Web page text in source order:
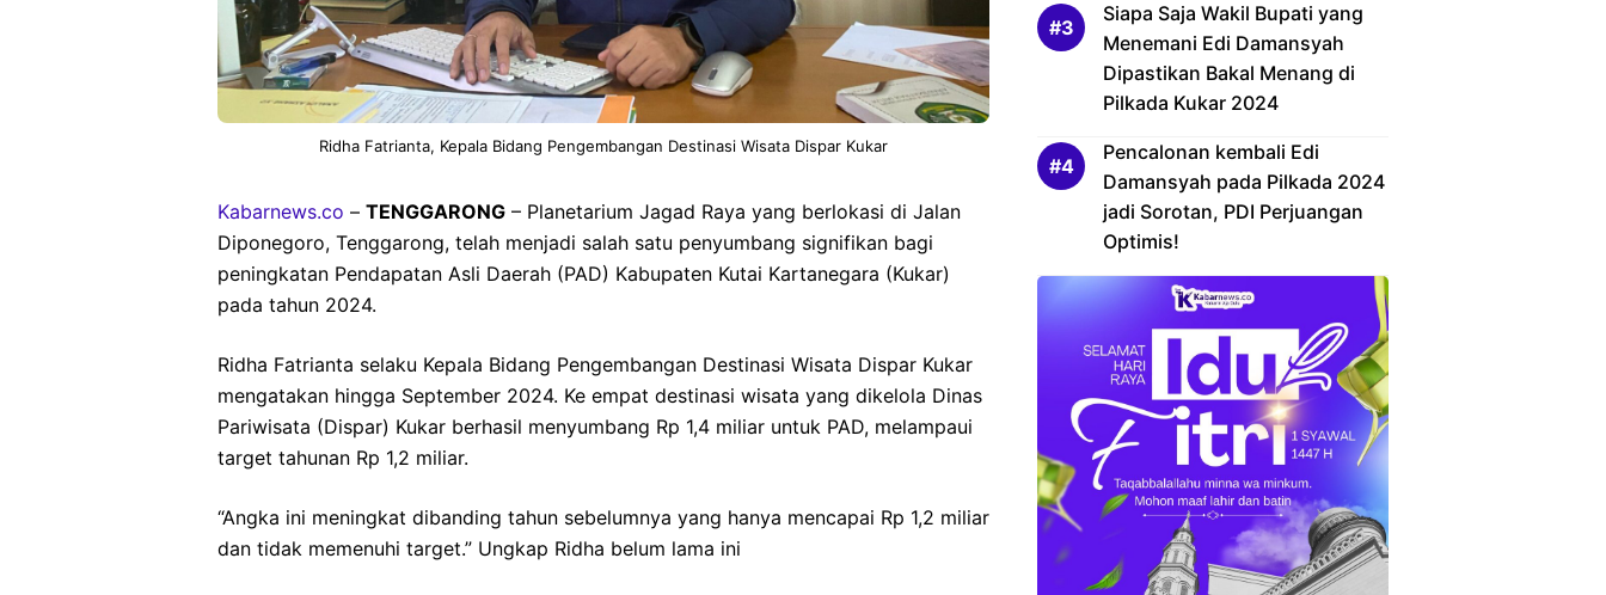
Ridha Fatrianta, Kepala Bidang Pengembangan Destinasi Wisata Dispar Kukar
Kabarnews.co – TENGGARONG – Planetarium Jagad Raya yang berlokasi di Jalan
Diponegoro, Tenggarong, telah menjadi salah satu penyumbang signifikan bagi
peningkatan Pendapatan Asli Daerah (PAD) Kabupaten Kutai Kartanegara (Kukar)
pada tahun 2024.
Ridha Fatrianta selaku Kepala Bidang Pengembangan Destinasi Wisata Dispar Kukar
mengatakan hingga September 2024. Ke empat destinasi wisata yang dikelola Dinas
Pariwisata (Dispar) Kukar berhasil menyumbang Rp 1,4 miliar untuk PAD, melampaui
target tahunan Rp 1,2 miliar.
“Angka ini meningkat dibanding tahun sebelumnya yang hanya mencapai Rp 1,2 miliar
dan tidak memenuhi target.” Ungkap Ridha belum lama ini
Siapa Saja Wakil Bupati yang
Menemani Edi Damansyah
Dipastikan Bakal Menang di
Pilkada Kukar 2024
Pencalonan kembali Edi
Damansyah pada Pilkada 2024
jadi Sorotan, PDI Perjuangan
Optimis!